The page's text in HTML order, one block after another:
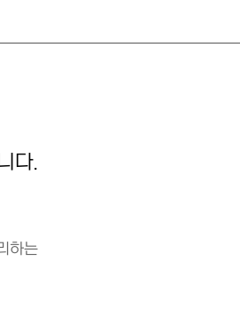
합니다.
다.
하는